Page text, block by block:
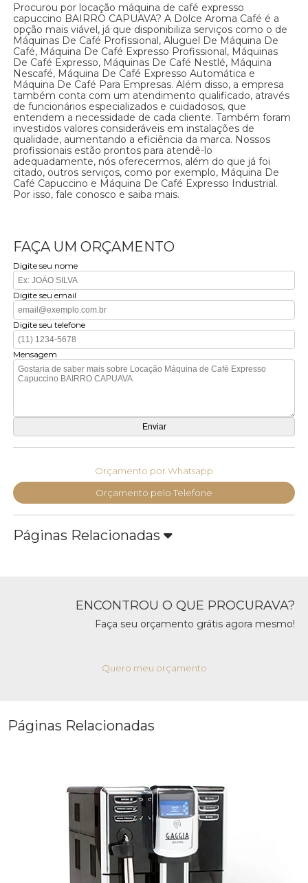
Procurou por locação máquina de café expresso
capuccino BAIRRO CAPUAVA? A Dolce Aroma Café é a
opção mais viável, já que disponibiliza serviços como o de
Máquinas De Café Profissional, Aluguel De Máquina De
Café, Máquina De Café Expresso Profissional, Máquinas
De Café Expresso, Máquinas De Café Nestlé, Máquina
Nescafé, Máquina De Café Expresso Automática e
Máquina De Café Para Empresas. Além disso, a empresa
também conta com um atendimento qualificado, através
de funcionários especializados e cuidadosos, que
entendem a necessidade de cada cliente. Também foram
investidos valores consideráveis em instalações de
qualidade, aumentando a eficiência da marca. Nossos
profissionais estão prontos para atendê-lo
adequadamente, nós oferecermos, além do que já foi
citado, outros serviços, como por exemplo, Máquina De
Café Capuccino e Máquina De Café Expresso Industrial.
Por isso, fale conosco e saiba mais.
FAÇA UM ORÇAMENTO
Digite seu nome
Digite seu email
Digite seu telefone
Mensagem
Orçamento por Whatsapp
Orçamento pelo Telefone
Páginas Relacionadas
ENCONTROU O QUE PROCURAVA?
Faça seu orçamento grátis agora mesmo!
Quero meu orçamento
Páginas Relacionadas